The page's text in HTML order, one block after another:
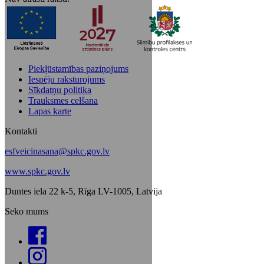
Piekļūstamības paziņojums
Iespēju raksturojums
Sīkdatņu politika
Trauksmes celšana
Lapas karte
Kontakti
esfveicinasana@spkc.gov.lv
www.spkc.gov.lv
Duntes iela 22 k-5, Rīga LV-1005, Latvija
Seko mums